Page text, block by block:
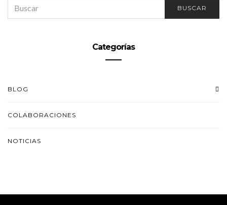
FOR:
BUSCAR
Categorías
BLOG
COLABORACIONES
NOTICIAS